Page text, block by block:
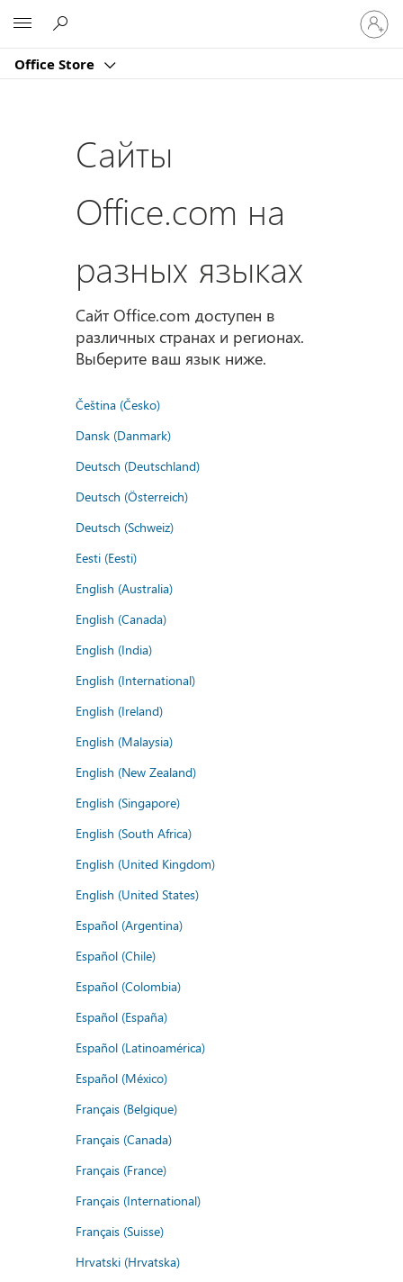
Office Store
в
Сайты
Office.com на
разных языках
Сайт Office.com доступен в
различных странах и регионах.
Выберите ваш язык ниже.
Čeština (Česko)
Dansk (Danmark)
Deutsch (Deutschland)
Deutsch (Österreich)
Deutsch (Schweiz)
Eesti (Eesti)
English (Australia)
English (Canada)
English (India)
English (International)
English (Ireland)
English (Malaysia)
English (New Zealand)
English (Singapore)
English (South Africa)
English (United Kingdom)
English (United States)
Español (Argentina)
Español (Chile)
Español (Colombia)
Español (España)
Español (Latinoamérica)
Español (México)
Français (Belgique)
Français (Canada)
Français (France)
Français (International)
Français (Suisse)
Hrvatski (Hrvatska)